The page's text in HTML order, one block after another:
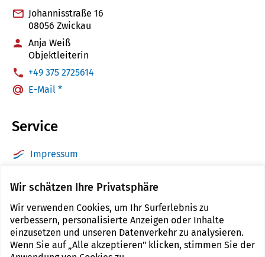
Wir schätzen Ihre Privatsphäre
Wir verwenden Cookies, um Ihr Surferlebnis zu
verbessern, personalisierte Anzeigen oder Inhalte
einzusetzen und unseren Datenverkehr zu analysieren.
Wenn Sie auf „Alle akzeptieren" klicken, stimmen Sie der
Johannisstraße 16
08056 Zwickau
Anja Weiß
Objektleiterin
:+49 375 2725614
E-Mail *
Service
Impressum
Barrierefreiheit
Sitemap
Kontakt
Cookie Einstellungen